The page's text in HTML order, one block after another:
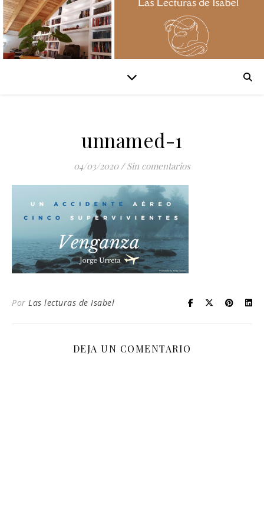
unnamed-1
04/03/2020 / Sin comentarios
Por Las lecturas de Isabel
DEJA UN COMENTARIO